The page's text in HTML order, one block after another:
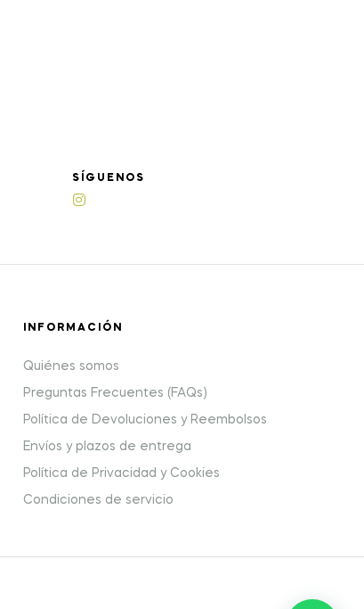
SÍGUENOS
INFORMACIÓN
Quiénes somos
Preguntas Frecuentes (FAQs)
Política de Devoluciones y Reembolsos
Envíos y plazos de entrega
Política de Privacidad y Cookies
Condiciones de servicio